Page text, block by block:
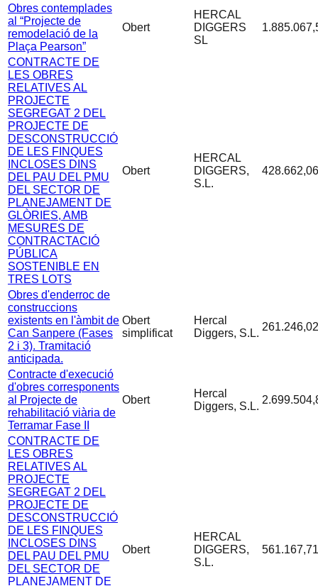
Obres contemplades
al “Projecte de
remodelació de la
Plaça Pearson”
Obert
HERCAL
DIGGERS
SL
CONTRACTE DE
LES OBRES
RELATIVES AL
PROJECTE
SEGREGAT 2 DEL
PROJECTE DE
DESCONSTRUCCIÓ
DE LES FINQUES
INCLOSES DINS
DEL PAU DEL PMU
DEL SECTOR DE
PLANEJAMENT DE
GLÒRIES, AMB
MESURES DE
CONTRACTACIÓ
PÚBLICA
SOSTENIBLE EN
TRES LOTS
Obert
HERCAL
DIGGERS,
S.L.
Obres d'enderroc de
construccions
existents en l'àmbit de
Can Sanpere (Fases
2 i 3). Tramitació
anticipada.
Obert
simplificat
Hercal
Diggers, S.L.
Contracte d'execució
d'obres corresponents
al Projecte de
rehabilitació viària de
Terramar Fase II
Obert
Hercal
Diggers, S.L.
CONTRACTE DE
LES OBRES
RELATIVES AL
PROJECTE
SEGREGAT 2 DEL
PROJECTE DE
DESCONSTRUCCIÓ
DE LES FINQUES
INCLOSES DINS
DEL PAU DEL PMU
DEL SECTOR DE
PLANEJAMENT DE
Obert
HERCAL
DIGGERS,
S.L.